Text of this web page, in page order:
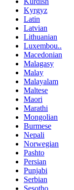
Kyrgyz
Latin
Latvian
Lithuanian
Luxembou..
Macedonian
Malagasy
Malay
Malayalam
Maltese
Maori
Marathi
Mongolian
Burmese
Nepali
Norwegian
Pashto
Persian
Punjabi
Serbian